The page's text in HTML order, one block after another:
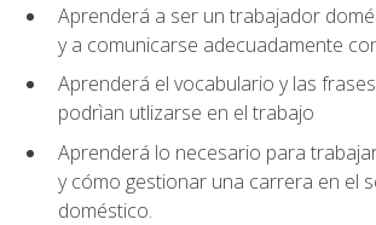
Aprenderá a ser un trabajador
y a comunicarse adecuadamente
Aprenderá el vocabulario y las
podrìan utlizarse en el trabajo
Aprenderá lo necesario para
y cómo gestionar una carrera en el
doméstico.